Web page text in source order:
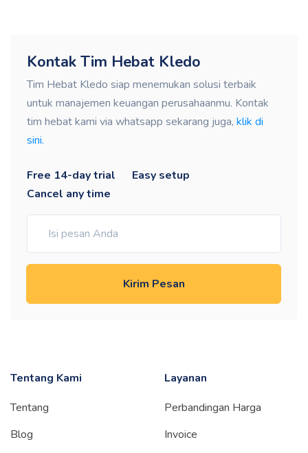
Kontak Tim Hebat Kledo
Tim Hebat Kledo siap menemukan solusi terbaik
untuk manajemen keuangan perusahaanmu. Kontak
tim hebat kami via whatsapp sekarang juga, klik di
sini.
Free 14-day trial
Easy setup
Cancel any time
Kirim Pesan
Tentang Kami
Tentang
Blog
Layanan
Perbandingan Harga
Invoice